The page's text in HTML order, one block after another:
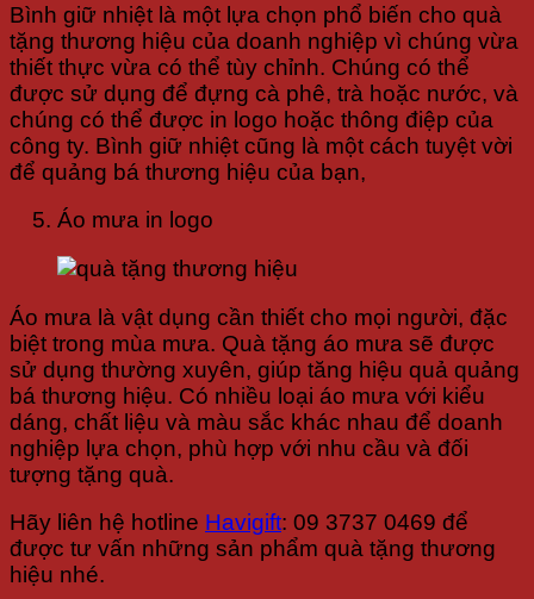
Bình giữ nhiệt là một lựa chọn phổ biến cho quà
tặng thương hiệu của doanh nghiệp vì chúng vừa
thiết thực vừa có thể tùy chỉnh. Chúng có thể
được sử dụng để đựng cà phê, trà hoặc nước, và
chúng có thể được in logo hoặc thông điệp của
công ty. Bình giữ nhiệt cũng là một cách tuyệt vời
để quảng bá thương hiệu của bạn,
Áo mưa in logo
Áo mưa là vật dụng cần thiết cho mọi người, đặc
biệt trong mùa mưa. Quà tặng áo mưa sẽ được
sử dụng thường xuyên, giúp tăng hiệu quả quảng
bá thương hiệu. Có nhiều loại áo mưa với kiểu
dáng, chất liệu và màu sắc khác nhau để doanh
nghiệp lựa chọn, phù hợp với nhu cầu và đối
tượng tặng quà.
Hãy liên hệ hotline Havigift: 09 3737 0469 để
được tư vấn những sản phẩm quà tặng thương
hiệu nhé.